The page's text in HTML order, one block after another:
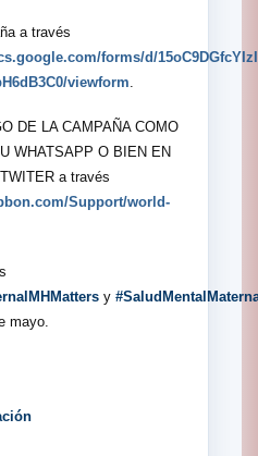
a través
forms/d/
viewform
DE LA CAMPAÑA COMO
WHATSAPP O BIEN EN
a través
Support/world-
y
mayo.